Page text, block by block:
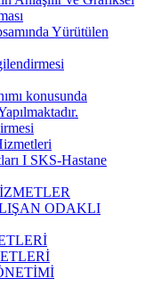
Yürütülen
konusunda
I SKS-Hastane
ODAKLI